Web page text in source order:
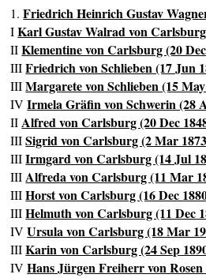
1.Friedrich Heinrich Gustav
IKarl Gustav Walrad von
IIKlementine von Carlsburg (20
IIIFriedrich von Schlieben (17 Jun
IIIMargarete von Schlieben (15
IVIrmela Gräfin von Schwerin (28
IIAlfred von Carlsburg (20 Dec
IIISigrid von Carlsburg (2 Mar
IIIIrmgard von Carlsburg (14 Jul
IIIAlfreda von Carlsburg (11 Mar
IIIHorst von Carlsburg (16 Dec
IIIHelmuth von Carlsburg (11 Dec
IVUrsula von Carlsburg (18 Mar
IIIKarin von Carlsburg (24 Sep
IVHans Jürgen Freiherr von Rosen